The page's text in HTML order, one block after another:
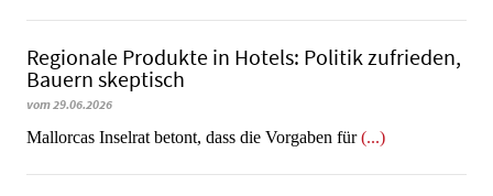
Regionale Produkte in Hotels: Politik zufrieden,
Bauern skeptisch
vom 29.06.2026
Mallorcas Inselrat betont, dass die Vorgaben für(...)